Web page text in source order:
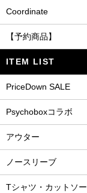
Coordinate
【予約商品】
ITEM LIST
PriceDown SALE
Psychoboxコラボ
アウター
ノースリーブ
Tシャツ・カットソー